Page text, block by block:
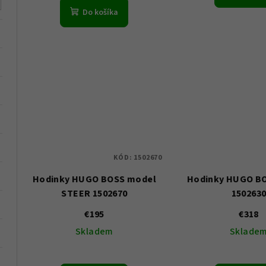
Do košíka
Hodinky HUGO BOSS model
STEER 1502670
€195
Skladem
KÓD: 1502670
Hodinky HUGO
1502630
€318
Skladem